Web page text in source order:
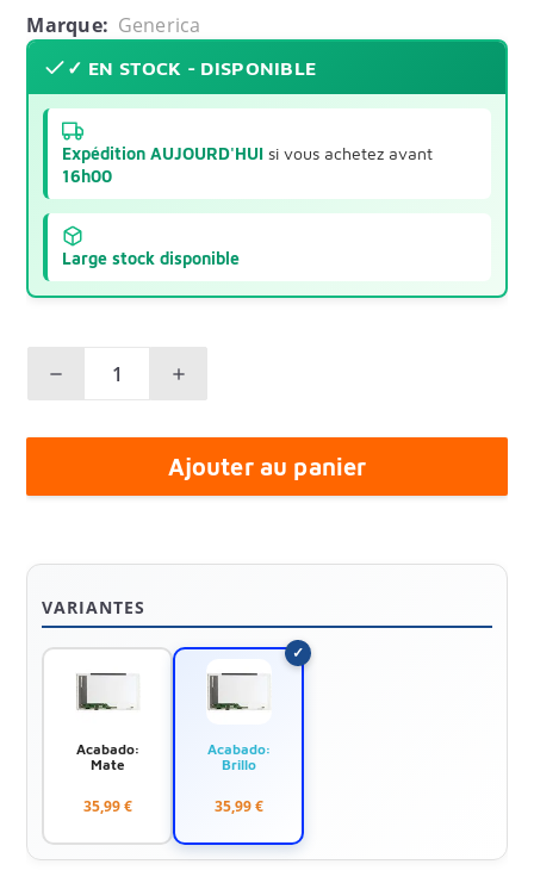
Marque: Generica
✓ EN STOCK - DISPONIBLE
Expédition AUJOURD'HUI si vous achetez avant
16h00
Large stock disponible
Ajouter au panier
VARIANTES
Acabado:
Mate
35,99 €
Acabado:
Brillo
35,99 €